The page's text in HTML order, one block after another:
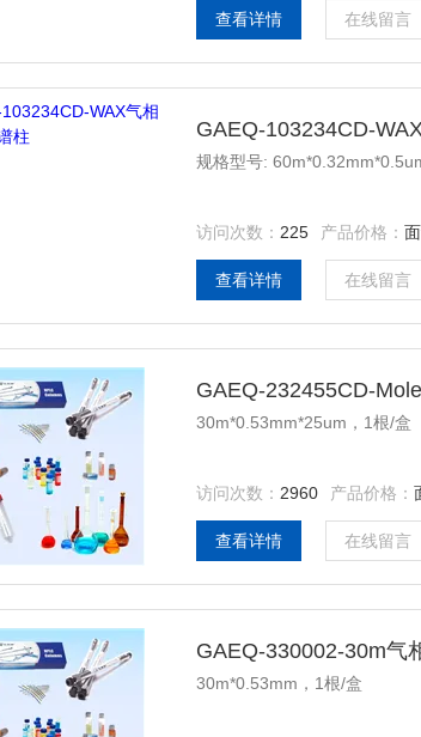
查看详情 在线留言
GAEQ-103234CD-
规格型号:
访问次数： 225 产品价格：
查看详情 在线留言
GAEQ-232455CD-
30m*0.53mm*25um，1根/盒
访问次数： 2960 产品价格：
查看详情 在线留言
GAEQ-330002-30m气
30m*0.53mm，1根/盒